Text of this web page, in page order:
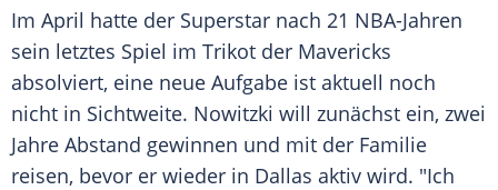
Im April hatte der Superstar nach 21 NBA-Jahren
sein letztes Spiel im Trikot der Mavericks
absolviert, eine neue Aufgabe ist aktuell noch
nicht in Sichtweite. Nowitzki will zunächst ein, zwei
Jahre Abstand gewinnen und mit der Familie
reisen, bevor er wieder in Dallas aktiv wird. "Ich